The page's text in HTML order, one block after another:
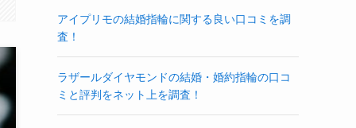
アイプリモの結婚指輪に関する良い口コミを調
査！
ラザールダイヤモンドの結婚・婚約指輪の口コ
ミと評判をネット上を調査！